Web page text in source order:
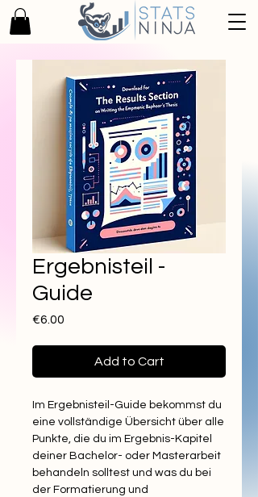
Ergebnisteil -
Guide
€6.00
Add to Cart
Im Ergebnisteil-Guide bekommst du
eine vollständige Übersicht über alle
Punkte, die du im Ergebnis-Kapitel
deiner Bachelor- oder Masterarbeit
behandeln solltest und was du bei
der Formatierung und